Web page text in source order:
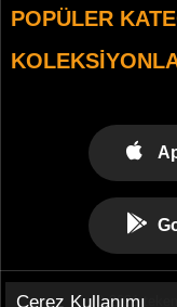
POPÜLER
© 2021
Çerez Kullanımı